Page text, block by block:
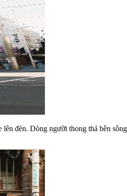
đèn. Dòng người thong thả bên